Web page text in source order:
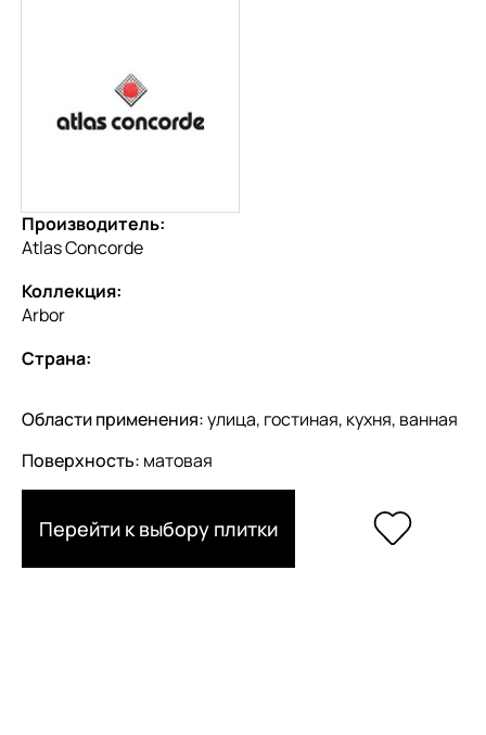
Производитель:
Atlas Concorde
Коллекция:
Arbor
Страна:
Области применения:улица, гостиная, кухня, ванная
Поверхность: матовая
Перейти к выбору плитки